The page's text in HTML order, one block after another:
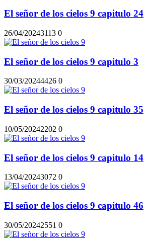
El señor de los cielos 9 capitulo 24
26/04/20243113 0
El señor de los cielos 9 capitulo 3
30/03/20244426 0
El señor de los cielos 9 capitulo 35
10/05/20242202 0
El señor de los cielos 9 capitulo 14
13/04/20243072 0
El señor de los cielos 9 capitulo 46
30/05/20242551 0